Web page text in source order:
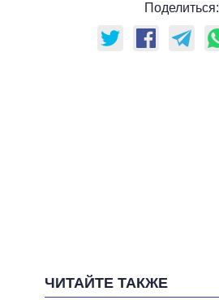
Поделиться:
ЧИТАЙТЕ ТАКЖЕ